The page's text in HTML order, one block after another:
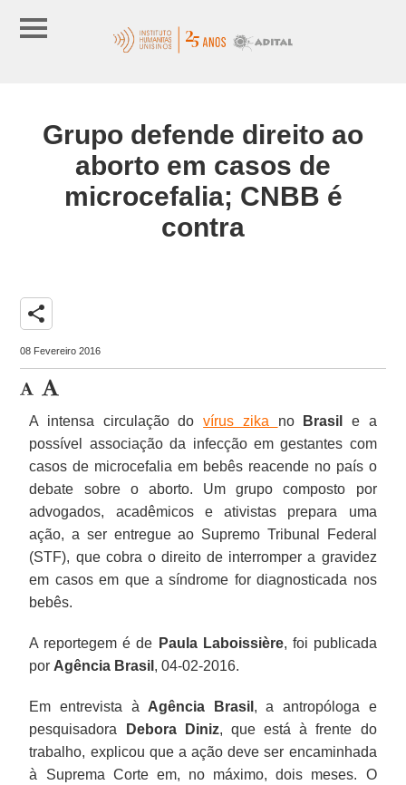
Grupo defende direito ao
aborto em casos de
microcefalia; CNBB é
contra
share
08 Fevereiro 2016
A intensa circulação dovírus zika no Brasil
e a
possível associação da infecção em gestantes com
casos de microcefalia em bebês reacende no país o
debate sobre o aborto. Um grupo composto por
advogados, acadêmicos e ativistas prepara uma
ação, a ser entregue ao Supremo Tribunal Federal
(STF), que cobra o direito de interromper a gravidez
em casos em que a síndrome for diagnosticada nos
bebês.
A reportegem é de Paula Laboissière, foi publicada
por Agência Brasil , 04-02-2016.
Em entrevista à Agência Brasil , a antropóloga e
pesquisadora
Debora Diniz, que está à frente do
trabalho, explicou que a ação deve ser encaminhada
à Suprema Corte em, no máximo, dois meses. O